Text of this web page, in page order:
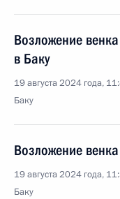
Возложение
в Баку
19 августа 2024 года,
Баку
Возложение
19 августа 2024 года,
Баку